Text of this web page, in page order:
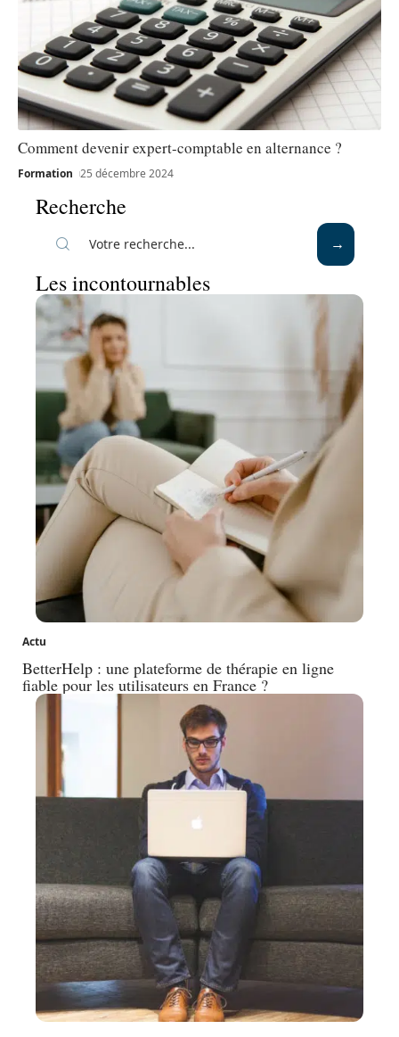
Comment devenir expert-comptable en alternance ?
Formation 25 décembre 2024
Recherche
Les incontournables
Actu
BetterHelp : une plateforme de thérapie en ligne
fiable pour les utilisateurs en France ?